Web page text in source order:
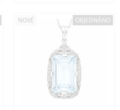
NOVÉ OBJEDNÁNO